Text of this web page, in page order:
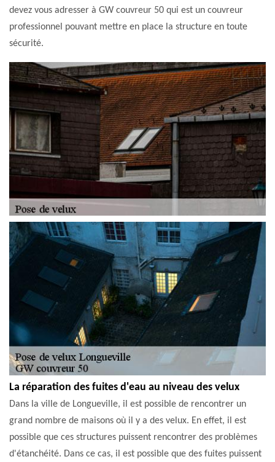
devez vous adresser à GW couvreur 50 qui est un couvreur
professionnel pouvant mettre en place la structure en toute
sécurité.
La réparation des fuites d'eau au niveau des velux
Dans la ville de Longueville, il est possible de rencontrer un
grand nombre de maisons où il y a des velux. En effet, il est
possible que ces structures puissent rencontrer des problèmes
d'étanchéité. Dans ce cas, il est possible que des fuites puissent